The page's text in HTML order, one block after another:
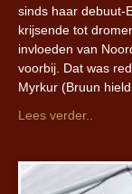
sinds haar debuut-
krijsende tot
invloeden van
voorbij. Dat was
Myrkur (Bruun
Lees verder..